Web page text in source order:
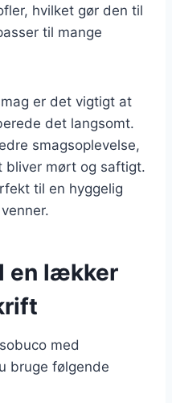
hvilket gør den til
til mange
er det vigtigt at
det langsomt.
smagsoplevelse,
bliver mørt og saftigt.
til en hyggelig
en lækker
med
bruge følgende